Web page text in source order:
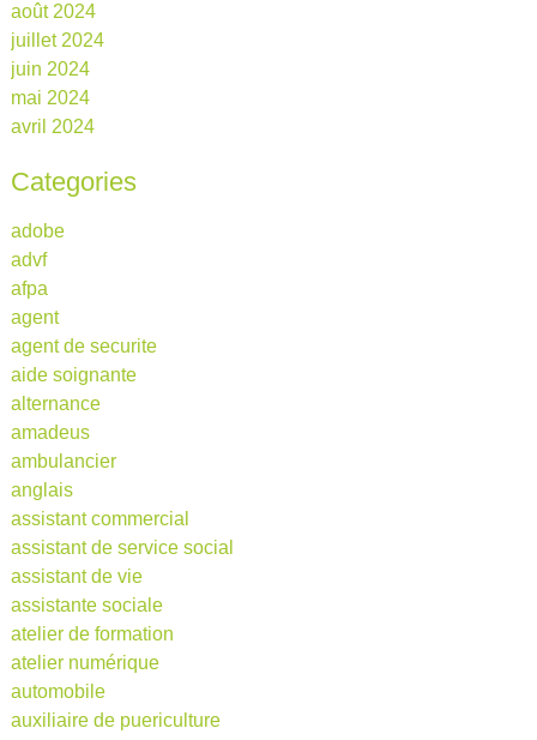
août 2024
juillet 2024
juin 2024
mai 2024
avril 2024
Categories
adobe
advf
afpa
agent
agent de securite
aide soignante
alternance
amadeus
ambulancier
anglais
assistant commercial
assistant de service social
assistant de vie
assistante sociale
atelier de formation
atelier numérique
automobile
auxiliaire de puericulture